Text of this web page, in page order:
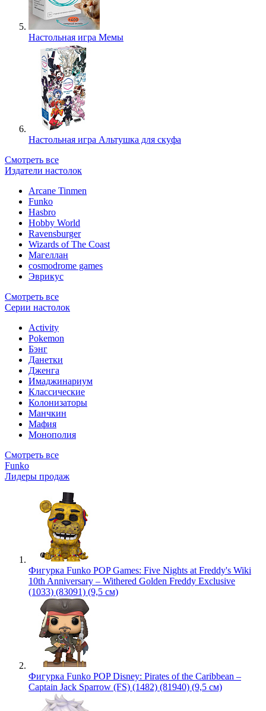
Настольная игра Мемы
Настольная игра Альтушка для скуфа
Смотреть все
Издатели настолок
Arcane Tinmen
Funko
Hasbro
Hobby World
Ravensburger
Wizards of The Coast
Магеллан
сosmodrome games
Эврикус
Смотреть все
Серии настолок
Activity
Pokemon
Бэнг
Данетки
Дженга
Имаджинариум
Классические
Колонизаторы
Манчкин
Мафия
Монополия
Смотреть все
Funko
Лидеры продаж
Фигурка Funko POP Games: Five Nights at Freddy's Wiki
10th Anniversary – Withered Golden Freddy Exclusive
(1033) (83091) (9,5 см)
Фигурка Funko POP Disney: Pirates of the Caribbean –
Captain Jack Sparrow (FS) (1482) (81940) (9,5 см)